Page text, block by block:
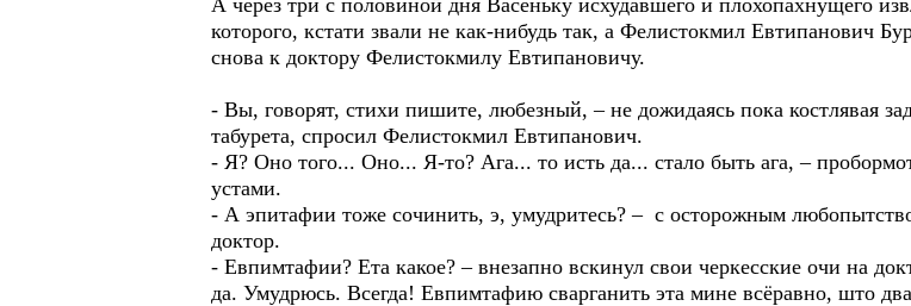
А через три с половиной дня Васеньку исхудавшего и плохопахнущего
которого, кстати звали не как-нибудь так, а Фелистокмил Евтипанович
снова к доктору Фелистокмилу Евтипановичу.
- Вы, говорят, стихи пишите, любезный, – не дожидаясь пока костлявая
табурета, спросил Фелистокмил Евтипанович.
- Я? Оно того... Оно... Я-то? Ага... то исть да... стало быть ага, –
устами.
- А эпитафии тоже сочинить, э, умудритесь? – с осторожным
доктор.
- Евпимтафии? Ета какое? – внезапно вскинул свои черкесские очи на
да. Умудрюсь. Всегда! Евпимтафию сварганить эта мине всёравно, што